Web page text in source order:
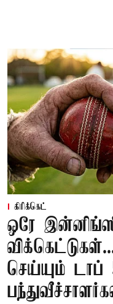
கிரிக்கெட்
ஒரே
செய்யும்